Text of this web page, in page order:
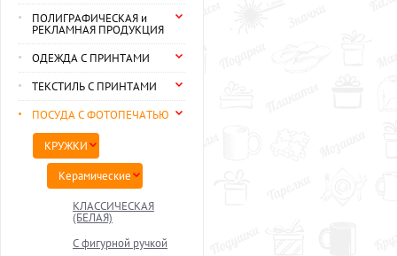
ПОЛИГРАФИЧЕСКАЯ и
РЕКЛАМНАЯ ПРОДУКЦИЯ
ОДЕЖДА С ПРИНТАМИ
ТЕКСТИЛЬ С ПРИНТАМИ
ПОСУДА C ФОТОПЕЧАТЬЮ
КРУЖКИ
Керамические
КЛАССИЧЕСКАЯ
(БЕЛАЯ)
С фигурной ручкой